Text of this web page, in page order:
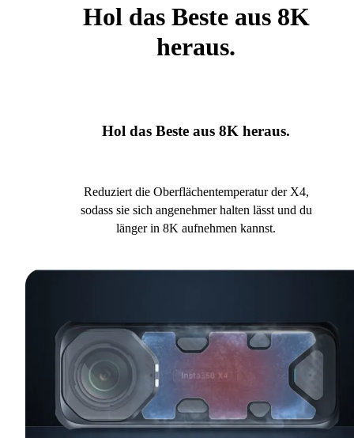
Hol das Beste aus 8K
heraus.
Hol das Beste aus 8K heraus.
Reduziert die Oberflächentemperatur der X4,
sodass sie sich angenehmer halten lässt und du
länger in 8K aufnehmen kannst.